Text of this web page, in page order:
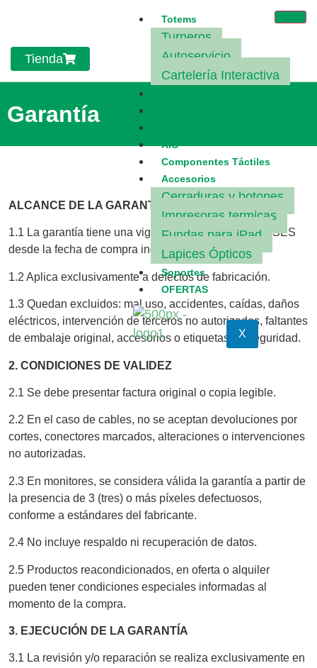
Totems
Turneros
Autoservicio
Cartelería Interactiva
AIO
Componentes Táctiles
Accesorios
Cerraduras y botones
Impresoras termicas
Fundas para iPad
Lapices Ópticos
Soportes
OFERTAS
X
Tienda
Garantía
ALCANCE DE LA GARANTÍA
1.1 La garantía tiene una vigencia de DOCE (12) MESES
desde la fecha de compra indicada en la factura.
1.2 Aplica exclusivamente a defectos de fabricación.
1.3 Quedan excluidos: mal uso, accidentes, caídas, daños
eléctricos, intervención de terceros no autorizados, faltantes
de embalaje original, accesorios o etiquetas de seguridad.
2. CONDICIONES DE VALIDEZ
2.1 Se debe presentar factura original o copia legible.
2.2 En el caso de cables, no se aceptan devoluciones por
cortes, conectores marcados, alteraciones o intervenciones
no autorizadas.
2.3 En monitores, se considera válida la garantía a partir de
la presencia de 3 (tres) o más píxeles defectuosos,
conforme a estándares del fabricante.
2.4 No incluye respaldo ni recuperación de datos.
2.5 Productos reacondicionados, en oferta o alquiler
pueden tener condiciones especiales informadas al
momento de la compra.
3. EJECUCIÓN DE LA GARANTÍA
3.1 La revisión y/o reparación se realiza exclusivamente en